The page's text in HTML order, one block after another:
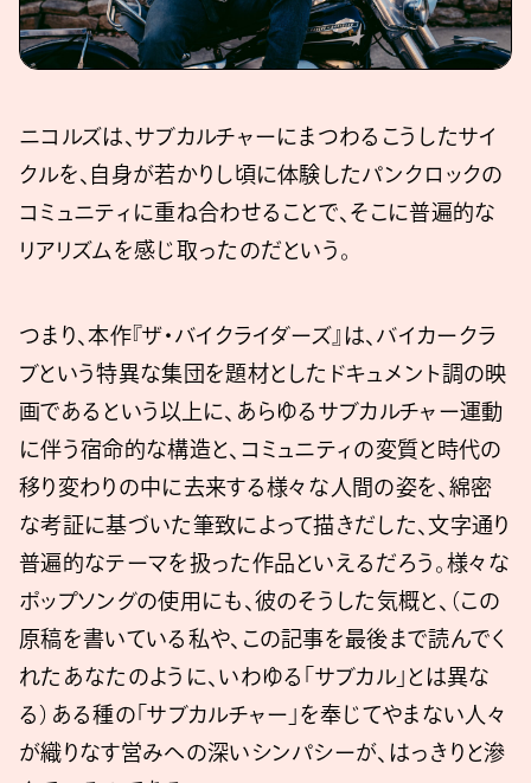
ニコルズは、サブカルチャーにまつわるこうしたサイ
クルを、自身が若かりし頃に体験したパンクロックの
コミュニティに重ね合わせることで、そこに普遍的な
リアリズムを感じ取ったのだという。
つまり、本作『ザ・バイクライダーズ』は、バイカークラ
ブという特異な集団を題材としたドキュメント調の映
画であるという以上に、あらゆるサブカルチャー運動
に伴う宿命的な構造と、コミュニティの変質と時代の
移り変わりの中に去来する様々な人間の姿を、綿密
な考証に基づいた筆致によって描きだした、文字通り
普遍的なテーマを扱った作品といえるだろう。様々な
ポップソングの使用にも、彼のそうした気概と、（この
原稿を書いている私や、この記事を最後まで読んでく
れたあなたのように、いわゆる「サブカル」とは異な
る）ある種の「サブカルチャー」を奉じてやまない人々
が織りなす営みへの深いシンパシーが、はっきりと滲